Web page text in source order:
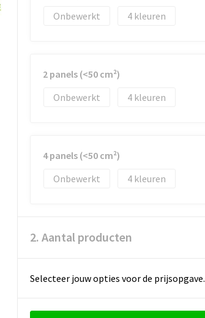
Onbewerkt
4
2 panels (<50 cm²)
Onbewerkt
4
4 panels (<50 cm²)
Onbewerkt
4
2. Aantal producten
Selecteer jouw opties voor de prijsopgave.